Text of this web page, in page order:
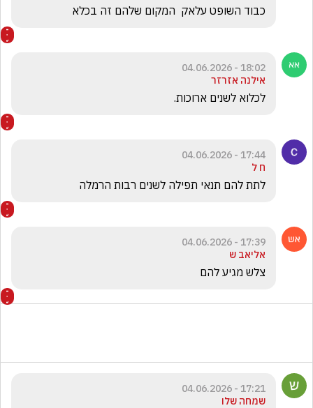
כבוד השופט עלאק  המקום שלהם זה בכלא
18:02 - 04.06.2026
אילנה אזרזר
לכלוא לשנים ארוכות.
17:44 - 04.06.2026
ח ל
לתת להם תנאי תפילה לשנים רבות הרמלה
17:39 - 04.06.2026
אליאב ש
צלש מגיע להם
17:21 - 04.06.2026
שמחה שלו